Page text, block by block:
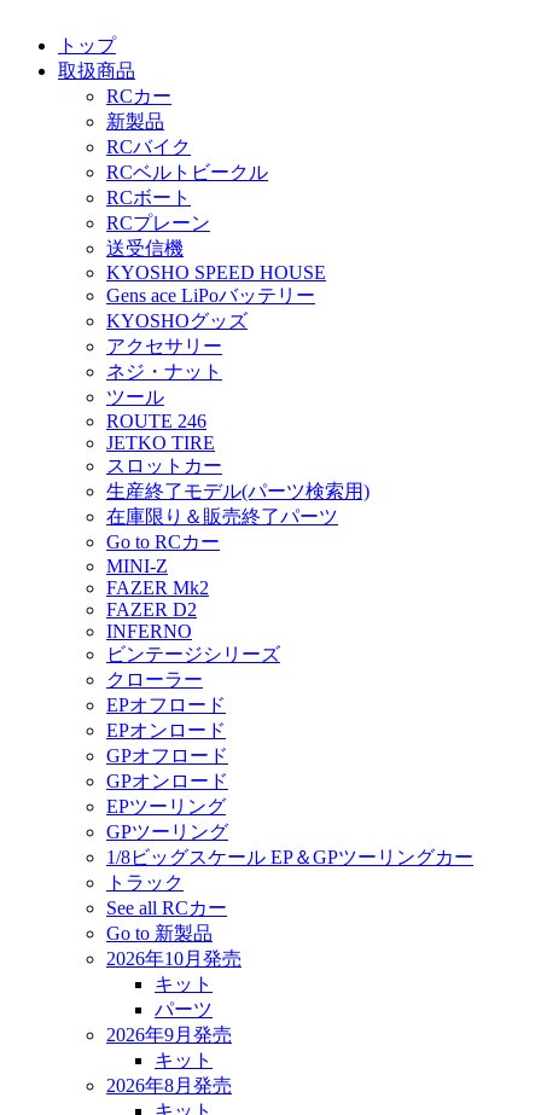
トップ
取扱商品
RCカー
新製品
RCバイク
RCベルトビークル
RCボート
RCプレーン
送受信機
KYOSHO SPEED HOUSE
Gens ace LiPoバッテリー
KYOSHOグッズ
アクセサリー
ネジ・ナット
ツール
ROUTE 246
JETKO TIRE
スロットカー
生産終了モデル(パーツ検索用)
在庫限り＆販売終了パーツ
Go to RCカー
MINI-Z
FAZER Mk2
FAZER D2
INFERNO
ビンテージシリーズ
クローラー
EPオフロード
EPオンロード
GPオフロード
GPオンロード
EPツーリング
GPツーリング
1/8ビッグスケール EP＆GPツーリングカー
トラック
See all RCカー
Go to 新製品
2026年10月発売
キット
パーツ
2026年9月発売
キット
2026年8月発売